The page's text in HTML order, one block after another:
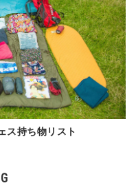
ス持ち物リスト